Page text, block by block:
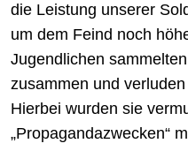
die Leistung unserer
um dem Feind noch
Jugendlichen
zusammen und
Hierbei wurden sie
„Propagandazwecken“